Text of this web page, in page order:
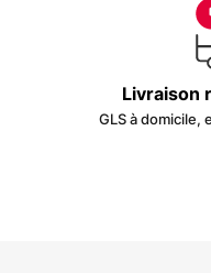
Livraison
GLS à domicile,